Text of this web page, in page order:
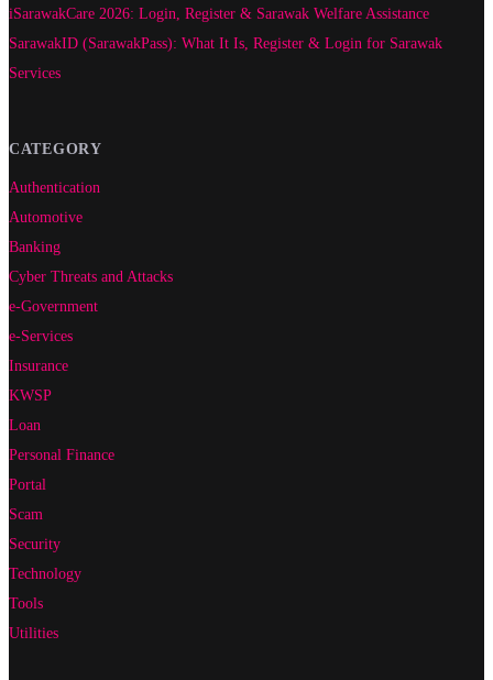
iSarawakCare 2026: Login, Register & Sarawak Welfare Assistance
SarawakID (SarawakPass): What It Is, Register & Login for Sarawak
Services
CATEGORY
Authentication
Automotive
Banking
Cyber Threats and Attacks
e-Government
e-Services
Insurance
KWSP
Loan
Personal Finance
Portal
Scam
Security
Technology
Tools
Utilities